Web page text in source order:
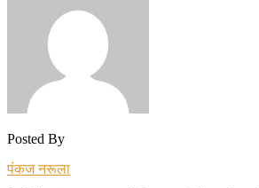
Posted By
पंकज नरूला